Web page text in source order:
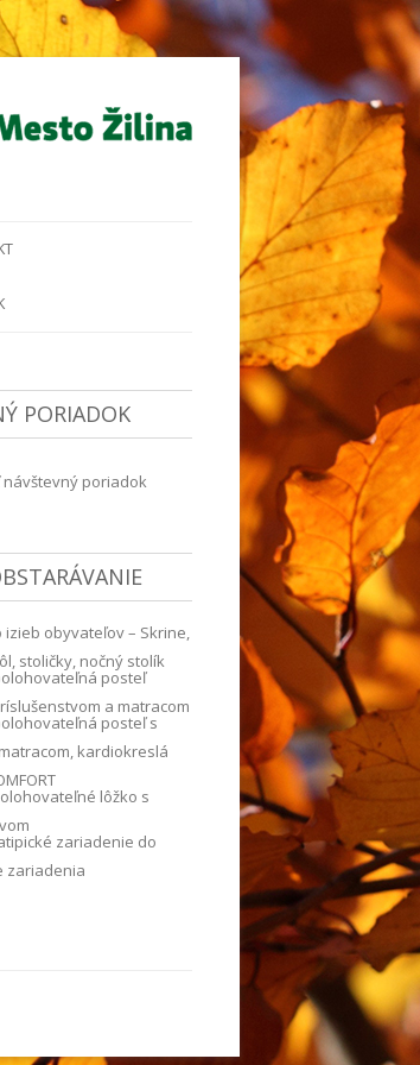
PORIADOK
poriadok
izieb obyvateľov – Skrine,
stoličky, nočný stolík
posteľ
a matracom
posteľ s
kardiokreslá
lôžko s
zariadenie do
zariadenia